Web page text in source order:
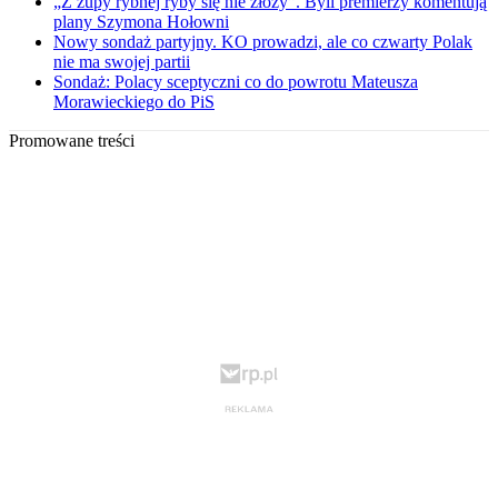
plany Szymona Hołowni
Nowy sondaż partyjny. KO prowadzi, ale co czwarty Polak
nie ma swojej partii
Sondaż: Polacy sceptyczni co do powrotu Mateusza
Morawieckiego do PiS
Promowane treści